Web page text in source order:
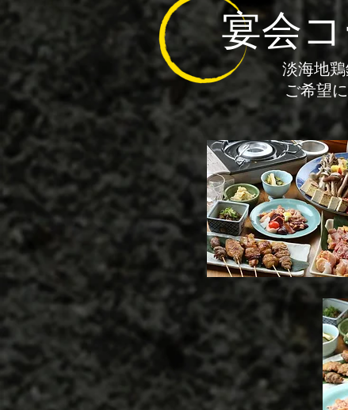
宴会
淡海地鶏
ご希望に応じ